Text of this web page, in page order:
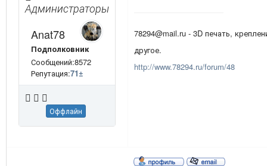
Администраторы
Anat78
Подполковник
Сообщений:8572
Репутация:71±
Оффлайн
78294@mail.ru - 3D печать,
другое.
http://www.78294.ru/forum/48